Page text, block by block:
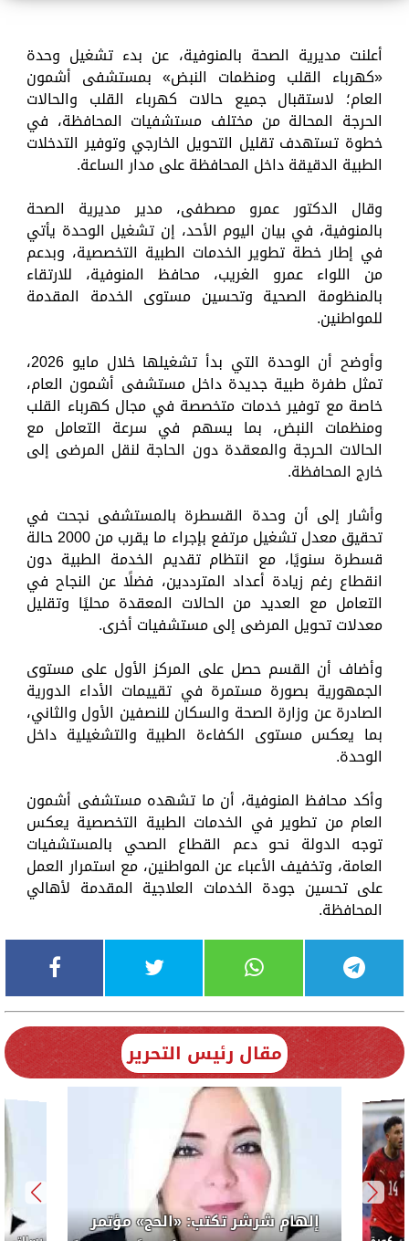
أعلنت مديرية الصحة بالمنوفية، عن بدء تشغيل وحدة
«كهرباء القلب ومنظمات النبض» بمستشفى أشمون
العام؛ لاستقبال جميع حالات كهرباء القلب والحالات
الحرجة المحالة من مختلف مستشفيات المحافظة، في
خطوة تستهدف تقليل التحويل الخارجي وتوفير التدخلات
الطبية الدقيقة داخل المحافظة على مدار الساعة.
وقال الدكتور عمرو مصطفى، مدير مديرية الصحة
بالمنوفية، في بيان اليوم الأحد، إن تشغيل الوحدة يأتي
في إطار خطة تطوير الخدمات الطبية التخصصية، وبدعم
من اللواء عمرو الغريب، محافظ المنوفية، للارتقاء
بالمنظومة الصحية وتحسين مستوى الخدمة المقدمة
للمواطنين.
وأوضح أن الوحدة التي بدأ تشغيلها خلال مايو 2026،
تمثل طفرة طبية جديدة داخل مستشفى أشمون العام،
خاصة مع توفير خدمات متخصصة في مجال كهرباء القلب
ومنظمات النبض، بما يسهم في سرعة التعامل مع
الحالات الحرجة والمعقدة دون الحاجة لنقل المرضى إلى
خارج المحافظة.
وأشار إلى أن وحدة القسطرة بالمستشفى نجحت في
تحقيق معدل تشغيل مرتفع بإجراء ما يقرب من 2000 حالة
قسطرة سنويًا، مع انتظام تقديم الخدمة الطبية دون
انقطاع رغم زيادة أعداد المترددين، فضلًا عن النجاح في
التعامل مع العديد من الحالات المعقدة محليًا وتقليل
معدلات تحويل المرضى إلى مستشفيات أخرى.
وأضاف أن القسم حصل على المركز الأول على مستوى
الجمهورية بصورة مستمرة في تقييمات الأداء الدورية
الصادرة عن وزارة الصحة والسكان للنصفين الأول والثاني،
بما يعكس مستوى الكفاءة الطبية والتشغيلية داخل
الوحدة.
وأكد محافظ المنوفية، أن ما تشهده مستشفى أشمون
العام من تطوير في الخدمات الطبية التخصصية يعكس
توجه الدولة نحو دعم القطاع الصحي بالمستشفيات
العامة، وتخفيف الأعباء عن المواطنين، مع استمرار العمل
على تحسين جودة الخدمات العلاجية المقدمة لأهالي
المحافظة.
مقال رئيس التحرير
إلهام شرشر تكتب: «الحج» مؤتمر